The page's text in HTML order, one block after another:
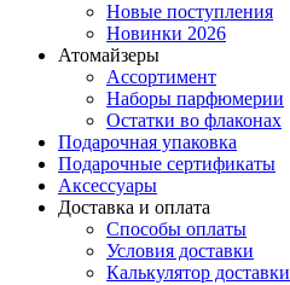
Новые поступления
Новинки 2026
Атомайзеры
Ассортимент
Наборы парфюмерии
Остатки во флаконах
Подарочная упаковка
Подарочные сертификаты
Аксессуары
Доставка и оплата
Способы оплаты
Условия доставки
Калькулятор доставки